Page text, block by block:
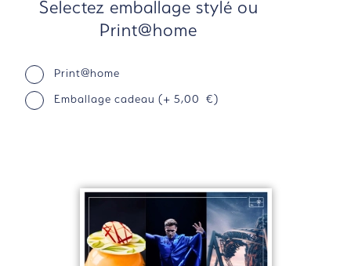
Selectez emballage stylé ou
Print@home
Sélectionnez l'emballage
Print@home
Emballage cadeau (+ 5,00 €)